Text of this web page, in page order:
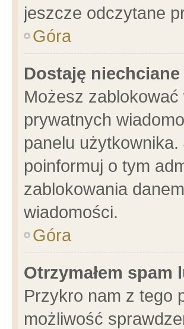
jeszcze odczytane
Góra
Dostaję
Możesz
prywatnych
panelu
poinformuj o tym
zablokowania
wiadomości.
Góra
Otrzymałem
Przykro nam z tego
możliwość